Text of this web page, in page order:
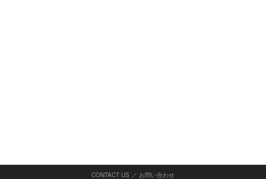
CONTACT US ／ お問い合わせ